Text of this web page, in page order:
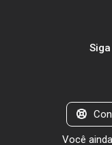
Você